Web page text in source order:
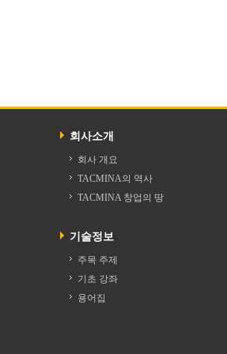
회사소개
회사 개요
TACMINA의 역사
TACMINA 창업의 땅
기술정보
주목 주제
기초 강좌
용어집